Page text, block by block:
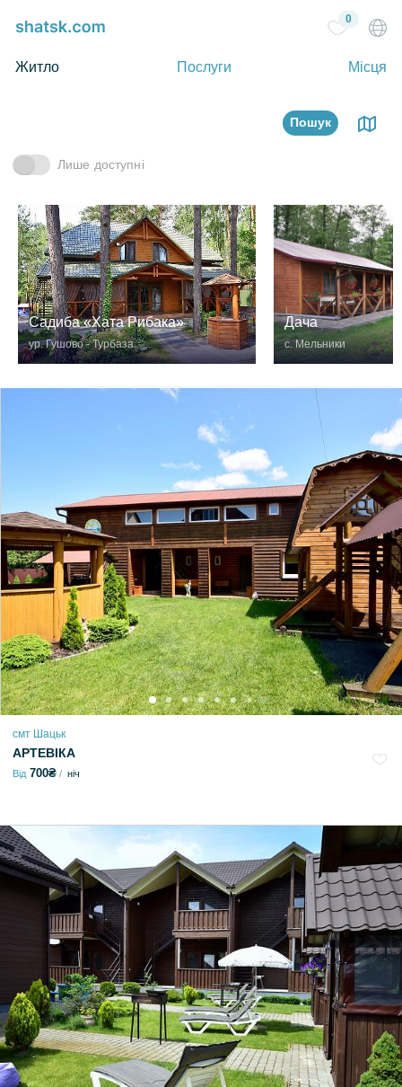
Житло Послуги Місця
0
Пошук
Лише доступні
Садиба «Хата Рибака»
ур. Гушово - Турбаза
Дача
с. Мельники
смт Шацьк
АРТЕВІКА
Від 700₴ ніч